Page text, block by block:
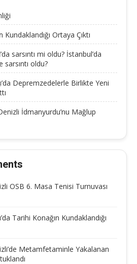
Ortaya Çıktı
sarsıntı mi oldu? İstanbul’da
oldu?
Depremzedelerle Birlikte Yeni
İdmanyurdu’nu Mağlup
OSB 6. Masa Tenisi Turnuvası
Tarihi Konağın Kundaklandığı
Metamfetaminle Yakalanan